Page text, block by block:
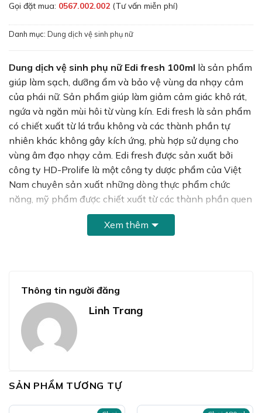
dụng những sản phẩm gần gũi, an toàn và lành tính.
Gọi đặt mua: 0567.002.002 (Tư vấn miễn phí)
Danh mục: Dung dịch vệ sinh phụ nữ
Dung dịch vệ sinh phụ nữ Edi fresh 100ml là sản phẩm
giúp làm sạch, dưỡng ẩm và bảo vệ vùng da nhạy cảm
của phái nữ. Sản phẩm giúp làm giảm cảm giác khô rát,
ngứa và ngăn mùi hôi từ vùng kín. Edi fresh là sản phẩm
có chiết xuất từ lá trầu không và các thành phần tự
nhiên khác không gây kích ứng, phù hợp sử dụng cho
vùng âm đạo nhạy cảm. Edi fresh được sản xuất bởi
công ty HD-Prolife là một công ty dược phẩm của Việt
Nam chuyên sản xuất những dòng thực phẩm chức
năng, mỹ phẩm được chiết xuất từ các thành phần quen
thuộc của người Việt Nam giúp cung cấp cho người sử
dụng những sản phẩm gần gũi, an toàn và lành tính.
Xem thêm
Thông tin người đăng
Linh Trang
SẢN PHẨM TƯƠNG TỰ